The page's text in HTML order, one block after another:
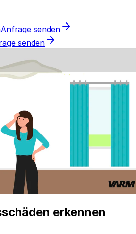
Anfrage senden
senden
erkennen